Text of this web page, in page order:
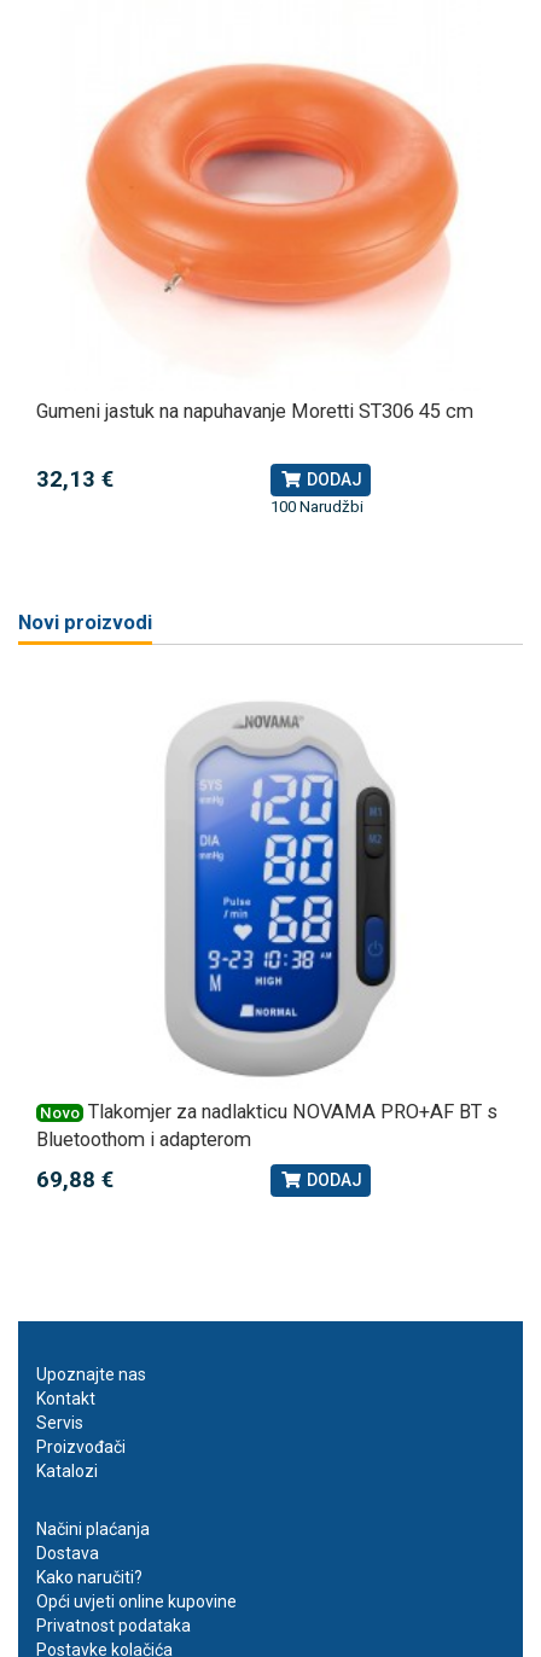
Gumeni jastuk na napuhavanje Moretti ST306 45 cm
32,13 € DODAJ
100 Narudžbi
Novi proizvodi
Novo Tlakomjer za nadlakticu NOVAMA PRO+AF BT s
Bluetoothom i adapterom
69,88 € DODAJ
Upoznajte nas
Kontakt
Servis
Proizvođači
Katalozi
Načini plaćanja
Dostava
Kako naručiti?
Opći uvjeti online kupovine
Privatnost podataka
Postavke kolačića